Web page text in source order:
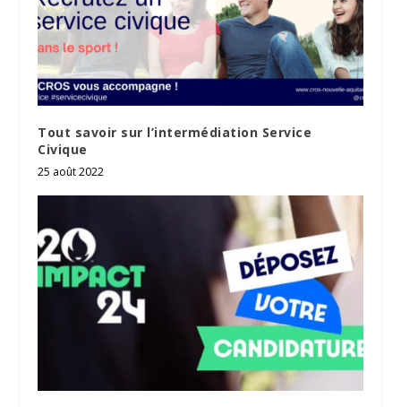
Tout savoir sur l’intermédiation Service
Civique
25 août 2022